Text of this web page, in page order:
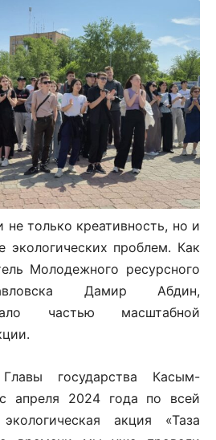
не только креативность, но и
экологических проблем. Как
Молодежного ресурсного
Дамир Абдин,
частью масштабной
государства Касым-
апреля 2024 года по всей
акция «Таза